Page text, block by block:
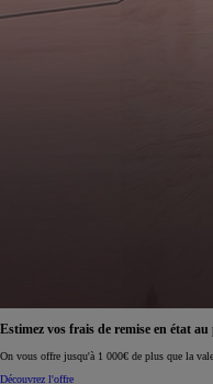
Réservez en ligne votre occasion pour
Réservez en ligne